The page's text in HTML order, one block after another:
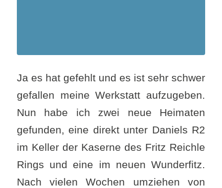
Ja es hat gefehlt und es ist sehr schwer
gefallen meine Werkstatt aufzugeben.
Nun habe ich zwei neue Heimaten
gefunden, eine direkt unter Daniels R2
im Keller der Kaserne des Fritz Reichle
Rings und eine im neuen Wunderfitz.
Nach vielen Wochen umziehen von